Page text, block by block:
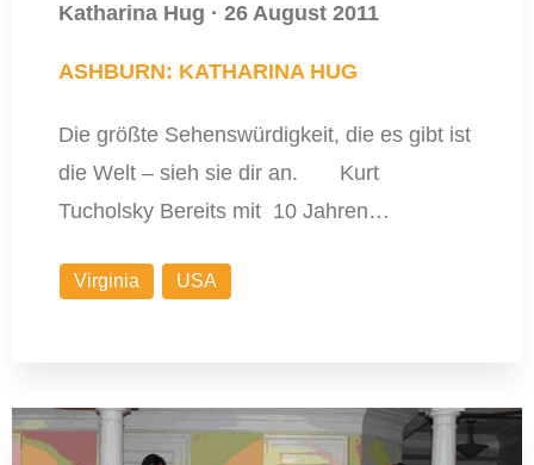
Katharina Hug · 26 August 2011
ASHBURN: KATHARINA HUG
Die größte Sehenswürdigkeit, die es gibt ist
die Welt – sieh sie dir an. Kurt
Tucholsky Bereits mit 10 Jahren…
Virginia USA